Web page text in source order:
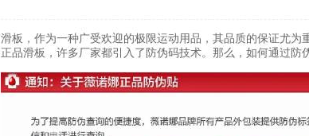
滑板，作为一种广受欢迎的极限运动用品，其品质的保证尤
正品滑板，许多厂家都引入了防伪码技术。那么，如何通过防